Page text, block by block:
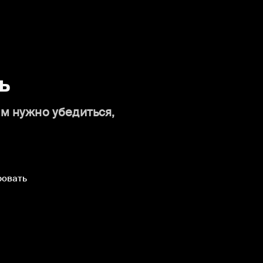
нужно убедиться,